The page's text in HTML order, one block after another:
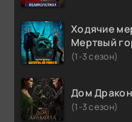
Ходячие
Мертвый
(1-3 сезон)
Дом
(1-3 сезон)